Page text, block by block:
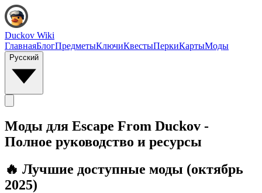
Duckov Wiki
ГлавнаяБлогПредметыКлючиКвестыПеркиКартыМоды
Русский
Моды для Escape From Duckov -
Полное руководство и ресурсы
🔥 Лучшие доступные моды (октябрь
2025)